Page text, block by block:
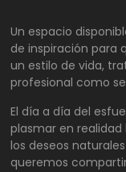
Un espacio
de inspiración para
un estilo de vida,
profesional como
El día a día del
plasmar en realidad
los deseos
queremos